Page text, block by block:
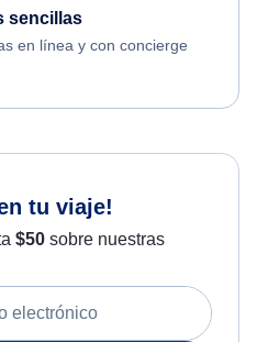
sencillas
en línea y con concierge
tu viaje!
$50sobre nuestras